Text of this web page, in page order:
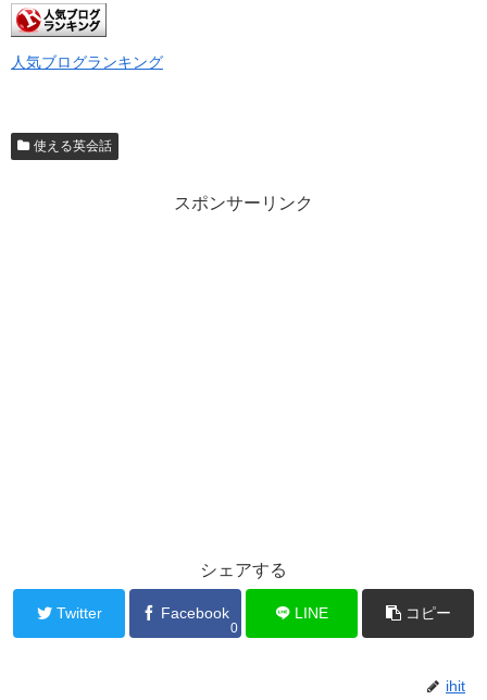
人気ブログランキング
使える英会話
スポンサーリンク
シェアする
Twitter Facebook
0
LINE コピー
ihit